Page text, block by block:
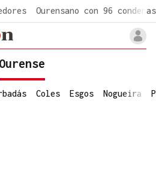
Ourensano con 96 condenas
Ourense
Coles Esgos Nogueira